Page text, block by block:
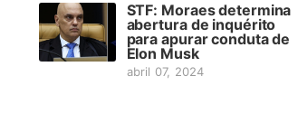
STF: Moraes determina
abertura de inquérito
para apurar conduta de
Elon Musk
abril 07, 2024